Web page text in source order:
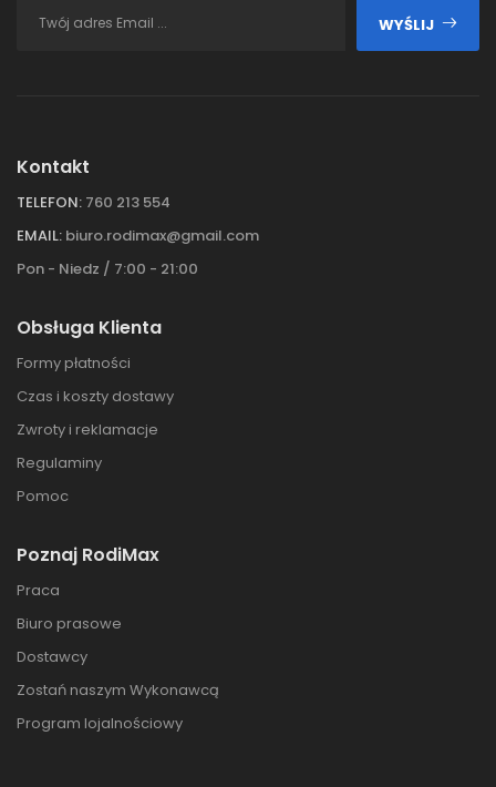
WYŚLIJ
Kontakt
TELEFON: 760 213 554
EMAIL: biuro.rodimax@gmail.com
Pon - Niedz / 7:00 - 21:00
Obsługa Klienta
Formy płatności
Czas i koszty dostawy
Zwroty i reklamacje
Regulaminy
Pomoc
Poznaj RodiMax
Praca
Biuro prasowe
Dostawcy
Zostań naszym Wykonawcą
Program lojalnościowy